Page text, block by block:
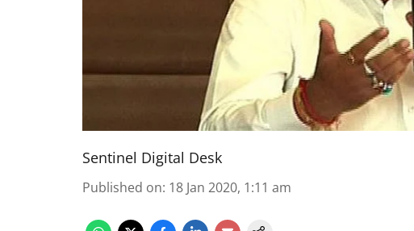
Sentinel Digital Desk
Published on: 18 Jan 2020, 1:11 am